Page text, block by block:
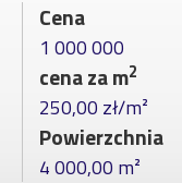
Cena
1 000 000
cena za m2
250,00 zł/m²
Powierzchnia
4 000,00 m²